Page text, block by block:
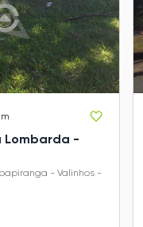
Lombarda -
- Valinhos -